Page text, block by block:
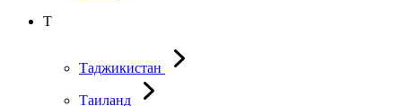
Т
Таджикистан
Таиланд